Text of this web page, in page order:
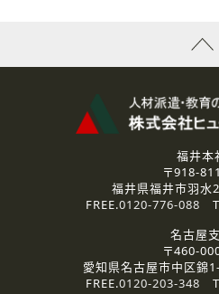
資料送付、受講相談に関するご
その他、お問い合わせの内容に
なお、ご連絡手段は、電話・Ｅ
2.個人情報の第三者提供
ご提供いただいた個人情報は、法
3.個人情報の取り扱いの委託
弊社の定める個人情報保護の評価
人情報を委託する場合があります。
福井本
〒918-
福井県福井市羽水
FREE.0120-776-088
名古屋
〒460-
愛知県名古屋市中区錦
FREE.0120-203-348